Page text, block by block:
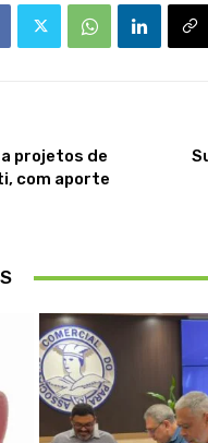
projetos de
com aporte